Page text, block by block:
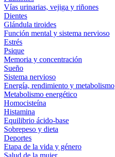
Vías urinarias, vejiga y riñones
Dientes
Glándula tiroides
Función mental y sistema nervioso
Estrés
Psique
Memoria y concentración
Sueño
Sistema nervioso
Energía, rendimiento y metabolismo
Metabolismo energético
Homocisteína
Histamina
Equilibrio ácido-base
Sobrepeso y dieta
Deportes
Etapa de la vida y género